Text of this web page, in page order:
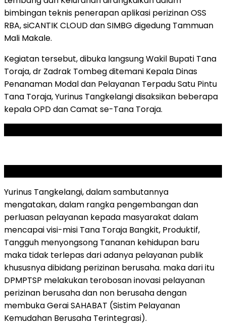
bimbingan teknis penerapan aplikasi perizinan OSS
RBA, siCANTIK CLOUD dan SIMBG digedung Tammuan
Mali Makale.
Kegiatan tersebut, dibuka langsung Wakil Bupati Tana
Toraja, dr Zadrak Tombeg ditemani Kepala Dinas
Penanaman Modal dan Pelayanan Terpadu Satu Pintu
Tana Toraja, Yurinus Tangkelangi disaksikan beberapa
kepala OPD dan Camat se-Tana Toraja.
Yurinus Tangkelangi, dalam sambutannya
mengatakan, dalam rangka pengembangan dan
perluasan pelayanan kepada masyarakat dalam
mencapai visi-misi Tana Toraja Bangkit, Produktif,
Tangguh menyongsong Tananan kehidupan baru
maka tidak terlepas dari adanya pelayanan publik
khususnya dibidang perizinan berusaha. maka dari itu
DPMPTSP melakukan terobosan inovasi pelayanan
perizinan berusaha dan non berusaha dengan
membuka Gerai SAHABAT (Sistim Pelayanan
Kemudahan Berusaha Terintegrasi).